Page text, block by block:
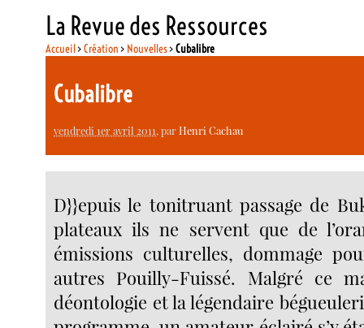
La Revue des Ressources
Accueil>Création > Nouvelles>Cubalibre
Cubalibre
vendredi 1er avril 2011, parHenri Cachau
D}}epuis le tonitruant passage de
plateaux ils ne servent que de
émissions culturelles, dommage
autres Pouilly-Fuissé. Malgré ce
déontologie et la légendaire